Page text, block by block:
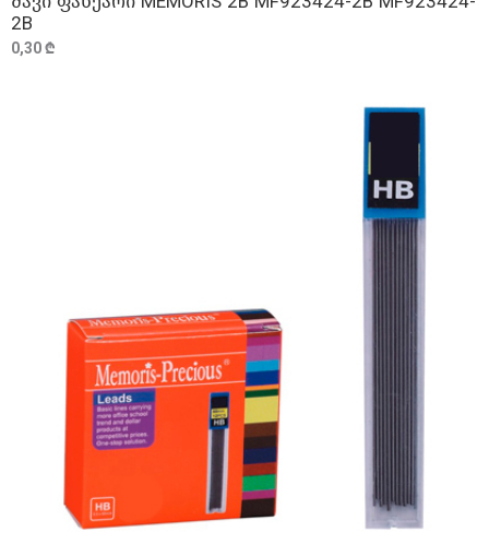
2B
0,30 ₾